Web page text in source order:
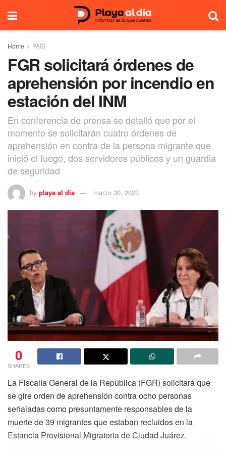
Home PAÍS
FGR solicitará órdenes de
aprehensión por incendio en
estación del INM
En conferencia de prensa se detalló que por el
momento se solicitarán cuatro órdenes de
aprehensión en contra de la persona migrante que
inició el fuego, dos servidores públicos y un guardia
de seguridad
by playa al dia marzo 30, 2023
0
SHARES
La Fiscalía General de la República (FGR) solicitará que
se gire orden de aprehensión contra ocho personas
señaladas como presuntamente responsables de la
muerte de 39 migrantes que estaban recluidos en la
Estancia Provisional Migratoria de Ciudad Juárez.